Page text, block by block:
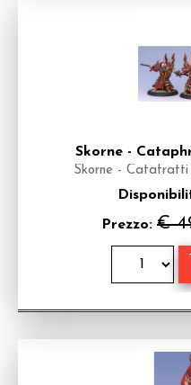
Skorne -
Skorne -
Prezzo: €